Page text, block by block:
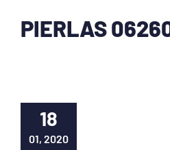
PIERLAS
18
01, 2020